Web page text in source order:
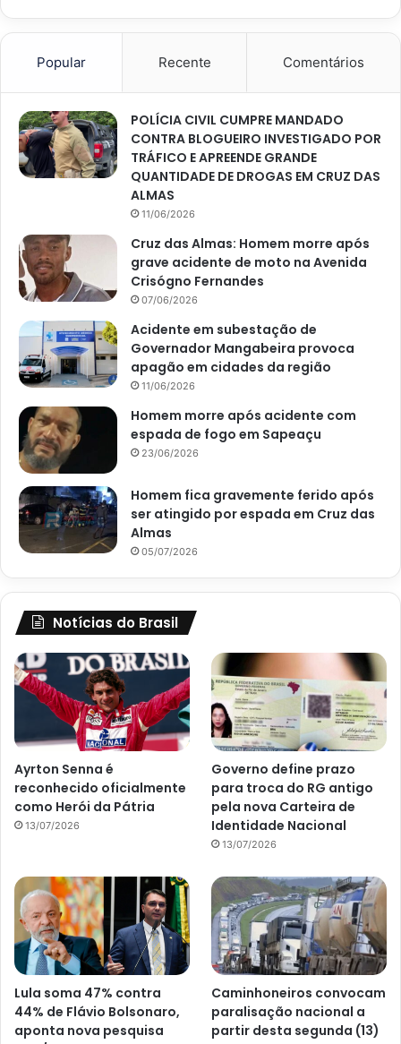
Popular Recente Comentários
POLÍCIA CIVIL CUMPRE MANDADO
CONTRA BLOGUEIRO INVESTIGADO POR
TRÁFICO E APREENDE GRANDE
QUANTIDADE DE DROGAS EM CRUZ DAS
ALMAS
11/06/2026
Cruz das Almas: Homem morre após
grave acidente de moto na Avenida
Crisógno Fernandes
07/06/2026
Acidente em subestação de
Governador Mangabeira provoca
apagão em cidades da região
11/06/2026
Homem morre após acidente com
espada de fogo em Sapeaçu
23/06/2026
Homem fica gravemente ferido após
ser atingido por espada em Cruz das
Almas
05/07/2026
Notícias do Brasil
Ayrton Senna é
reconhecido oficialmente
como Herói da Pátria
13/07/2026
Governo define prazo
para troca do RG antigo
pela nova Carteira de
Identidade Nacional
13/07/2026
Lula soma 47% contra
44% de Flávio Bolsonaro,
aponta nova pesquisa
Caminhoneiros convocam
paralisação nacional a
partir desta segunda (13)